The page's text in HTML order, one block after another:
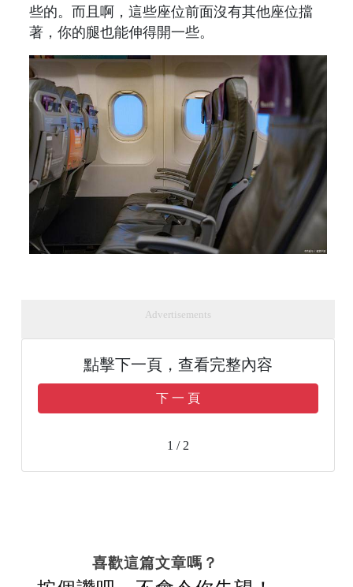
些的。而且啊，這些座位前面沒有其他座位擋
著，你的腿也能伸得開一些。
Advertisements
點擊下一頁，查看完整內容
下 一 頁
1 / 2
喜歡這篇文章嗎？